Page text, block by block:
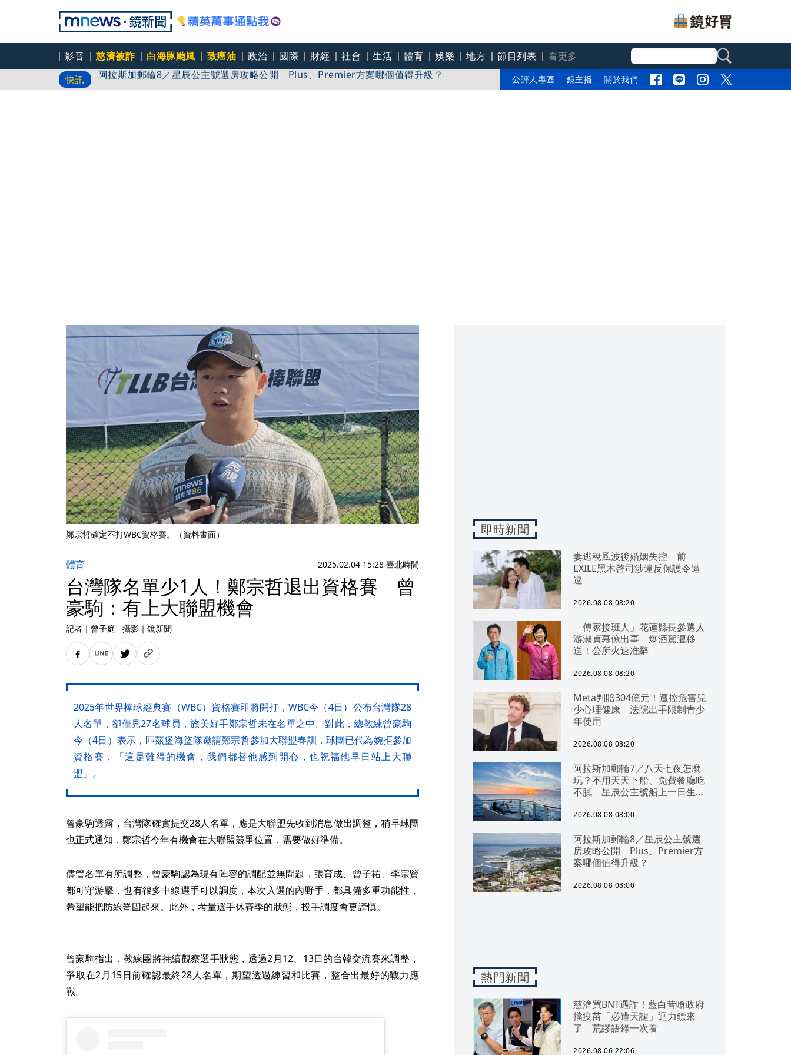
影音 慈濟被詐 白海豚颱風 致癌油 政治 國際 財經 社會 生活 體育 娛樂 地方 節目列表
看更多
快訊
阿拉斯加郵輪8／星辰公主號選房攻略公開 Plus、Premier方案哪個值得升級？
颱風上演「擺線運動」！白海豚再現南落打轉 氣象粉專示警：西半部防強對流
公評人專區 鏡主播 關於我們
鄭宗哲確定不打WBC資格賽。（資料畫面）
體育 2025.02.04 15:28 臺北時間
台灣隊名單少1人！鄭宗哲退出資格賽 曾
豪駒：有上大聯盟機會
記者 ｜ 曾子庭 攝影 ｜ 鏡新聞
2025年世界棒球經典賽（WBC）資格賽即將開打，WBC今（4日）公布台灣隊28
人名單，卻僅見27名球員，旅美好手鄭宗哲未在名單之中。對此，總教練曾豪駒
今（4日）表示，匹茲堡海盜隊邀請鄭宗哲參加大聯盟春訓，球團已代為婉拒參加
資格賽，「這是難得的機會，我們都替他感到開心，也祝福他早日站上大聯
盟」。
曾豪駒透露，台灣隊確實提交28人名單，應是大聯盟先收到消息做出調整，稍早球團
也正式通知，鄭宗哲今年有機會在大聯盟競爭位置，需要做好準備。
儘管名單有所調整，曾豪駒認為現有陣容的調配並無問題，張育成、曾子祐、李宗賢
都可守游擊，也有很多中線選手可以調度，本次入選的內野手，都具備多重功能性，
希望能把防線鞏固起來。此外，考量選手休賽季的狀態，投手調度會更謹慎。
曾豪駒指出，教練團將持續觀察選手狀態，透過2月12、13日的台韓交流賽來調整，
爭取在2月15日前確認最終28人名單，期望透過練習和比賽，整合出最好的戰力應
戰。
即時新聞
妻逃稅風波後婚姻失控 前
EXILE黑木啓司涉違反保護令遭
逮
2026.08.08 08:20
「傅家接班人」花蓮縣長參選人
游淑貞幕僚出事 爆酒駕遭移
送！公所火速准辭
2026.08.08 08:20
Meta判賠304億元！遭控危害兒
少心理健康 法院出手限制青少
年使用
2026.08.08 08:20
阿拉斯加郵輪7／八天七夜怎麼
玩？不用天天下船、免費餐廳吃
不膩 星辰公主號船上一日生活
2026.08.08 08:00
阿拉斯加郵輪8／星辰公主號選
房攻略公開 Plus、Premier方
案哪個值得升級？
2026.08.08 08:00
熱門新聞
慈濟買BNT遇詐！藍白昔嗆政府
擋疫苗「必遭天譴」迴力鏢來
了 荒謬語錄一次看
2026.08.06 22:06